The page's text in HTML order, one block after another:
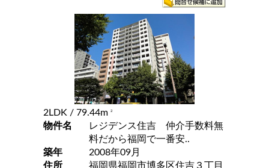
2LDK / 79.44m 2
物件名
レジデンス住吉 仲介手数料無
料だから福岡で一番安..
築年
2008年09月
住所
福岡県福岡市博多区住吉３丁目